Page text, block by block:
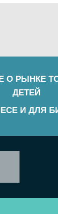
О РЫНКЕ
ДЕТЕЙ
И ДЛЯ